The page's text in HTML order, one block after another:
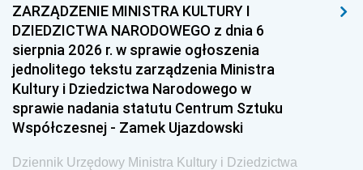
ZARZĄDZENIE MINISTRA KULTURY I
DZIEDZICTWA NARODOWEGO z dnia 6
sierpnia 2026 r. w sprawie ogłoszenia
jednolitego tekstu zarządzenia Ministra
Kultury i Dziedzictwa Narodowego w
sprawie nadania statutu Centrum Sztuku
Współczesnej - Zamek Ujazdowski
Dziennik Urzędowy Ministra Kultury i Dziedzictwa